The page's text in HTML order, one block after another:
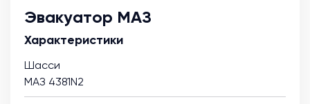
Эвакуатор МАЗ
Характеристики
Шасси
МАЗ 4381N2